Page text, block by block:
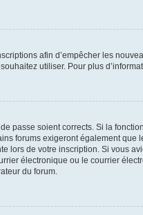
afin d’empêcher les
utiliser. Pour plus
passe soient corrects. Si la
forums exigeront également
lors de votre inscription. Si vous
électronique ou le courrier
du forum.